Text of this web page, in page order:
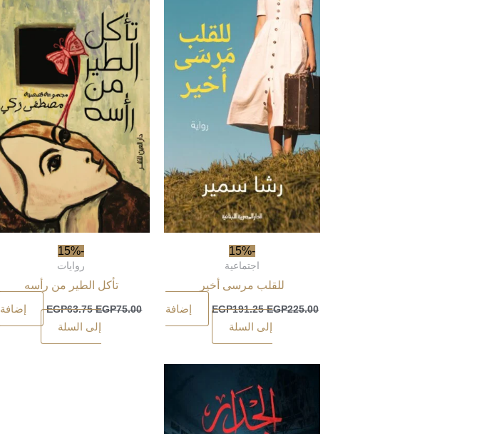
-15%
اجتماعية
للقلب مرسى أخير
EGP225.00
EGP191.25
إضافة
إلى السلة
-15%
روايات
تأكل الطير من رأسه
EGP75.00
EGP63.75
إضافة
إلى السلة